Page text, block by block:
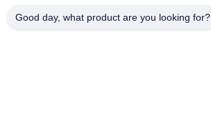
Good day, what product are you looking for?